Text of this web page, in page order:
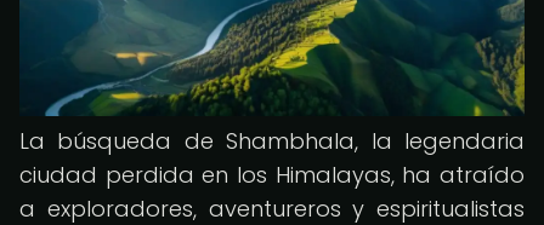
La búsqueda de Shambhala, la legendaria
ciudad perdida en los Himalayas, ha atraído
a exploradores, aventureros y espiritualistas